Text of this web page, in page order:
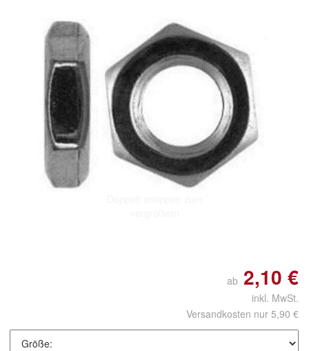
ab 2,10 €
inkl. MwSt.
Versandkosten nur 5,90 €